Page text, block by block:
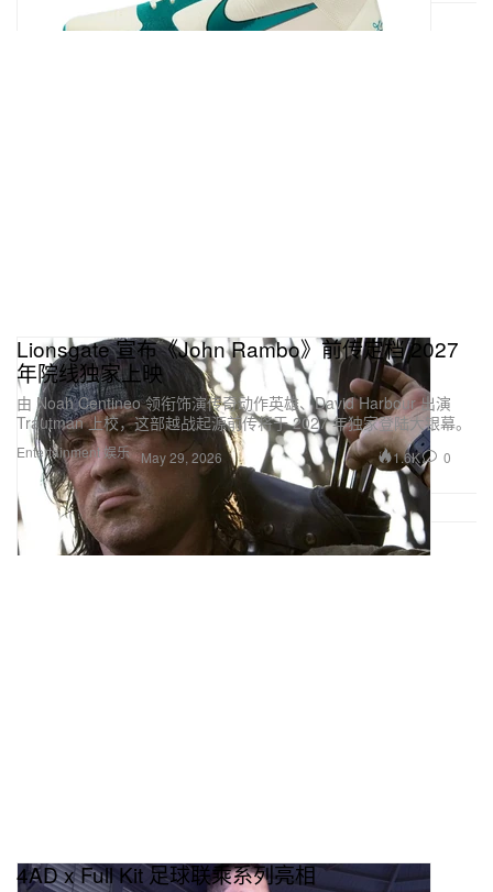
Entertainment 娱乐
Lionsgate 宣布《John Rambo》前传定档 2027
年院线独家上映
由 Noah Centineo 领衔饰演传奇动作英雄、David Harbour 出演
Trautman 上校，这部越战起源前传将于 2027 年独家登陆大银幕。
May 29, 2026 1.6K 0
4AD x Full Kit 足球联乘系列亮相